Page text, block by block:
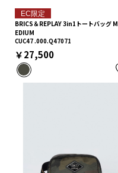
EC限定
BRICS＆REPLAY 3in1トートバッグ M
EDIUM
CUC47 .000.Q47071
￥27,500